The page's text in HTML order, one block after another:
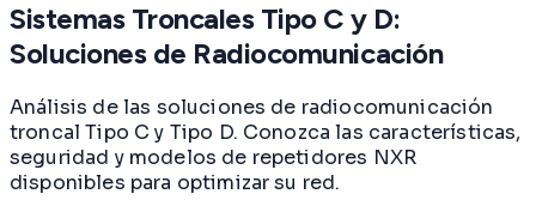
Sistemas Troncales Tipo C y D:
Soluciones de Radiocomunicación
Análisis de las soluciones de radiocomunicación
troncal Tipo C y Tipo D. Conozca las características,
seguridad y modelos de repetidores NXR
disponibles para optimizar su red.